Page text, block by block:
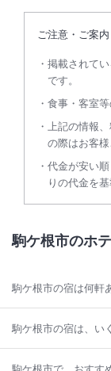
ご注意・ご案内
掲載されて
です。
食事・客室等
上記の情報
の際はお客様
代金が安い
りの代金を基
駒ケ根市のホ
駒ケ根市の宿は何軒
駒ケ根市の宿は、い
駒ケ根市で、おすす